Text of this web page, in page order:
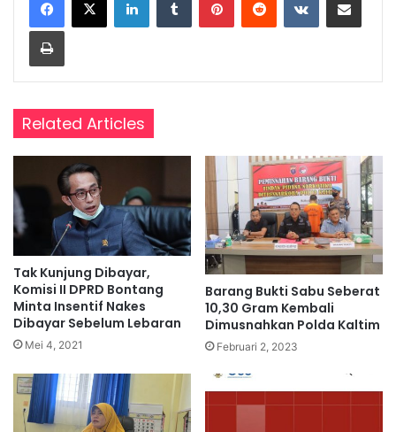
Related Articles
Tak Kunjung Dibayar,
Komisi II DPRD Bontang
Minta Insentif Nakes
Dibayar Sebelum Lebaran
Mei 4, 2021
Barang Bukti Sabu Seberat
10,30 Gram Kembali
Dimusnahkan Polda Kaltim
Februari 2, 2023